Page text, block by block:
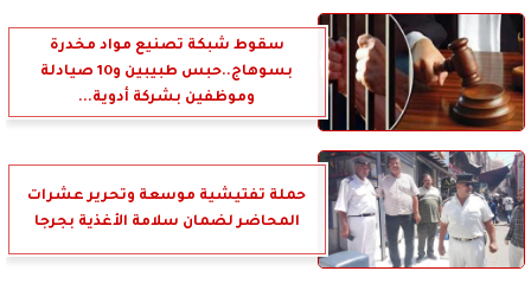
سقوط شبكة تصنيع مواد مخدرة
بسوهاج..حبس طبيبين و10 صيادلة
وموظفين بشركة أدوية...
حملة تفتيشية موسعة وتحرير عشرات
المحاضر لضمان سلامة الأغذية بجرجا